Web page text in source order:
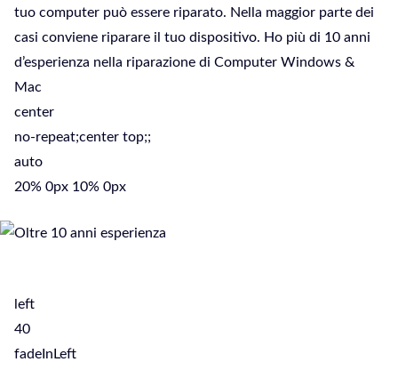
tuo computer può essere riparato. Nella maggior parte dei
casi conviene riparare il tuo dispositivo. Ho più di 10 anni
d’esperienza nella riparazione di Computer Windows &
Mac
center
no-repeat;center top;;
auto
20% 0px 10% 0px
left
40
fadeInLeft